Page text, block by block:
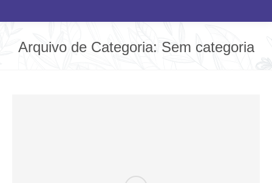
Arquivo de Categoria: Sem categoria